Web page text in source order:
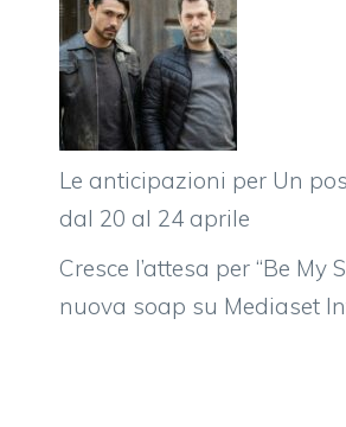
Le anticipazioni per Un
dal 20 al 24 aprile
Cresce l’attesa per “Be My
nuova soap su Mediaset